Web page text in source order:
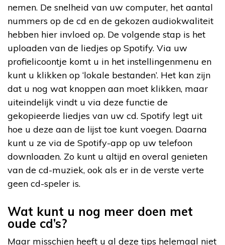
nemen. De snelheid van uw computer, het aantal
nummers op de cd en de gekozen audiokwaliteit
hebben hier invloed op. De volgende stap is het
uploaden van de liedjes op Spotify. Via uw
profielicoontje komt u in het instellingenmenu en
kunt u klikken op ‘lokale bestanden’. Het kan zijn
dat u nog wat knoppen aan moet klikken, maar
uiteindelijk vindt u via deze functie de
gekopieerde liedjes van uw cd. Spotify legt uit
hoe u deze aan de lijst toe kunt voegen. Daarna
kunt u ze via de Spotify-app op uw telefoon
downloaden. Zo kunt u altijd en overal genieten
van de cd-muziek, ook als er in de verste verte
geen cd-speler is.
Wat kunt u nog meer doen met
oude cd’s?
Maar misschien heeft u al deze tips helemaal niet